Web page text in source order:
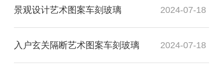
景观设计艺术图案车刻玻璃 2024-07-18
入户玄关隔断艺术图案车刻玻璃 2024-07-18